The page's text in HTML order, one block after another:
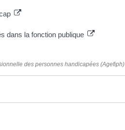
dans la fonction publique
des personnes handicapées (Agefiph)